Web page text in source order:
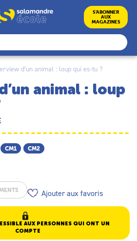
S’ABONNER
AUX
MAGAZINES
d’un animal : loup qui es-tu ?
animal : loup
CM1
CM2
Ajouter aux favoris
AUX PERSONNES QUI ONT UN
COMPTE